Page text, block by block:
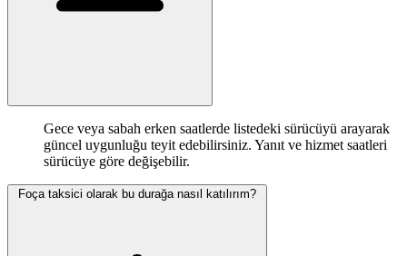
Gece veya sabah erken saatlerde listedeki sürücüyü arayarak
güncel uygunluğu teyit edebilirsiniz. Yanıt ve hizmet saatleri
sürücüye göre değişebilir.
Foça taksici olarak bu durağa nasıl katılırım?